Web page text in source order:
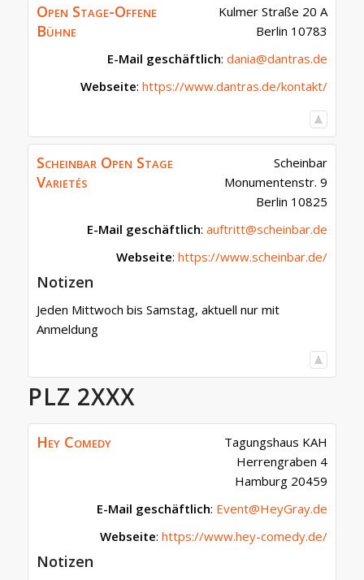
Open Stage-Offene
Bühne
Kulmer Straße 20 A
Berlin 10783
E-Mail geschäftlich: dania@dantras.de
Webseite: https://www.dantras.de/kontakt/
Scheinbar Open Stage
Varietés
Scheinbar
Monumentenstr. 9
Berlin 10825
E-Mail geschäftlich: auftritt@scheinbar.de
Webseite: https://www.scheinbar.de/
Notizen
Jeden Mittwoch bis Samstag, aktuell nur mit
Anmeldung
PLZ 2XXX
Hey Comedy
Tagungshaus KAH
Herrengraben 4
Hamburg 20459
E-Mail geschäftlich: Event@HeyGray.de
Webseite: https://www.hey-comedy.de/
Notizen